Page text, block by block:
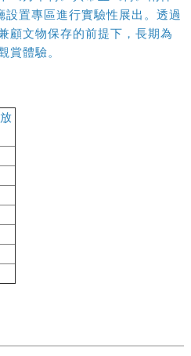
置專區進行實驗性展出。透過
顧文物保存的前提下，長期為
賞體驗。